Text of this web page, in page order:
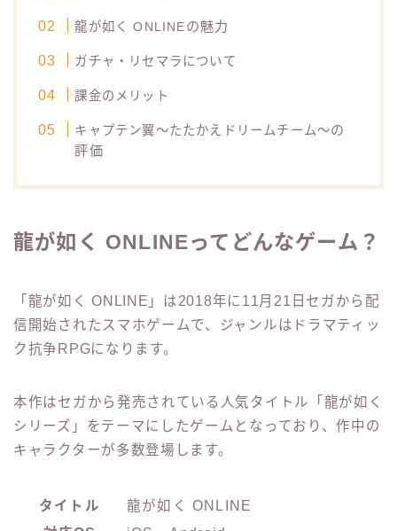
龍が如く ONLINEの魅力
ガチャ・リセマラについて
課金のメリット
キャプテン翼～たたかえドリームチーム～の
評価
龍が如く ONLINEってどんなゲーム？
「龍が如く ONLINE」は2018年に11月21日セガから配
信開始されたスマホゲームで、ジャンルはドラマティッ
ク抗争RPGになります。
本作はセガから発売されている人気タイトル「龍が如く
シリーズ」をテーマにしたゲームとなっており、作中の
キャラクターが多数登場します。
タイトル
龍が如く ONLINE